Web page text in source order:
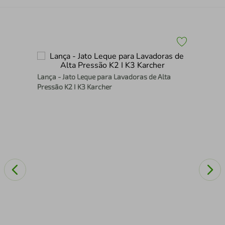
Lança - Jato Leque para Lavadoras de Alta
Pressão K2 I K3 Karcher